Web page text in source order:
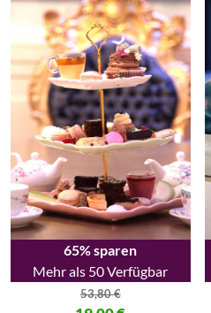
65% sparen
Mehr als 50 Verfügbar
53,80€